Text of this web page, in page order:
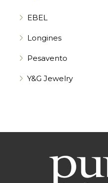
EBEL
Longines
Pesavento
Y&G Jewelry